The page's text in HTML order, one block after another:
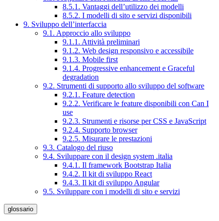
8.5.1. Vantaggi dell’utilizzo dei modelli
8.5.2. I modelli di sito e servizi disponibili
9. Sviluppo dell’interfaccia
9.1. Approccio allo sviluppo
9.1.1. Attività preliminari
9.1.2. Web design responsivo e accessibile
9.1.3. Mobile first
9.1.4. Progressive enhancement e Graceful
degradation
9.2. Strumenti di supporto allo sviluppo del software
9.2.1. Feature detection
9.2.2. Verificare le feature disponibili con Can I
use
9.2.3. Strumenti e risorse per CSS e JavaScript
9.2.4. Supporto browser
9.2.5. Misurare le prestazioni
9.3. Catalogo del riuso
9.4. Sviluppare con il design system .italia
9.4.1. Il framework Bootstrap Italia
9.4.2. Il kit di sviluppo React
9.4.3. Il kit di sviluppo Angular
9.5. Sviluppare con i modelli di sito e servizi
glossario